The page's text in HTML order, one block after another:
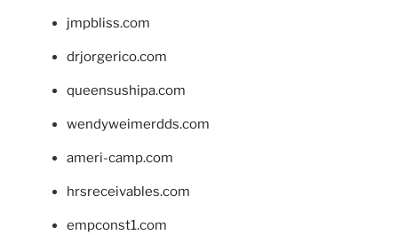
jmpbliss.com
drjorgerico.com
queensushipa.com
wendyweimerdds.com
ameri-camp.com
hrsreceivables.com
empconst1.com